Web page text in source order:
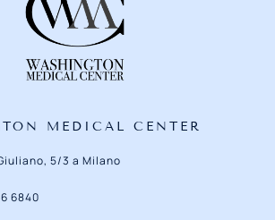
MEDICAL CENTER
5/3 a Milano
6840